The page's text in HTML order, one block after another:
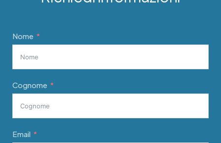
Nome
Cognome
Email